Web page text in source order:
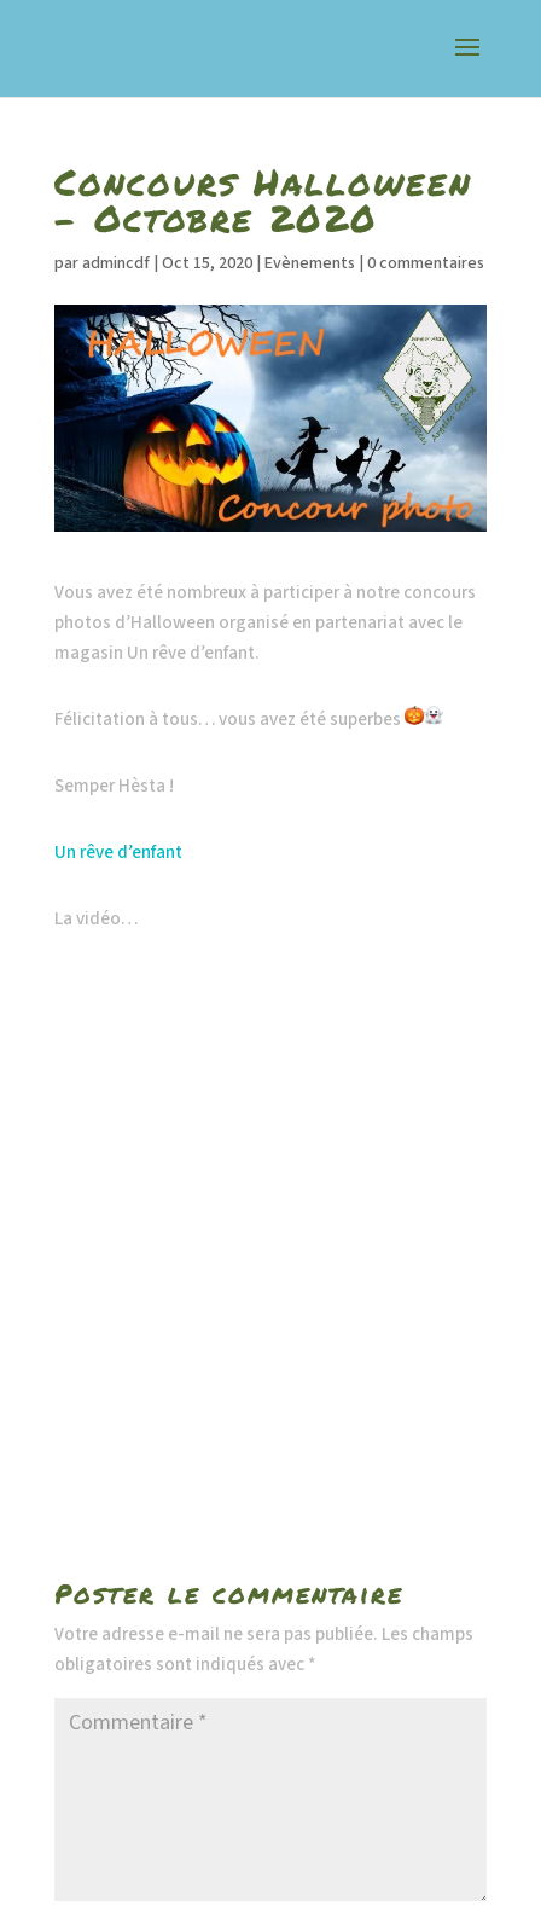
Concours Halloween
– Octobre 2020
paradmincdf| Oct 15, 2020| Evènements 0 commentaires
Vous avez été nombreux à participer à notre concours
photos d’Halloween organisé en partenariat avec le
magasin Un rêve d’enfant.
Félicitation à tous… vous avez été superbes
Semper Hèsta !
Un rêve d’enfant
La vidéo…
Poster le commentaire
Votre adresse e-mail ne sera pas publiée. Les champs
obligatoires sont indiqués avec*